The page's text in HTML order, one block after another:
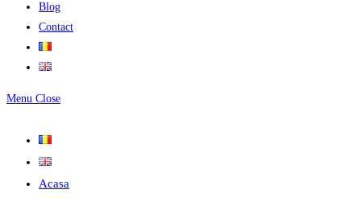
Blog
Contact
Menu Close
Acasa